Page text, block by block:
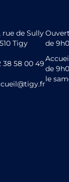
rue de Sully
Tigy
38 58 00 49
de
de
le